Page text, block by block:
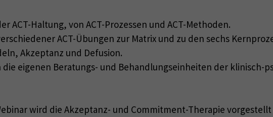
ACT-Haltung, von ACT-Prozessen und ACT-Methoden.
ACT-Übungen zur Matrix und zu den sechs
Akzeptanz und Defusion.
die eigenen Beratungs- und Behandlungseinheiten der klinisch-
wird die Akzeptanz- und Commitment-Therapie